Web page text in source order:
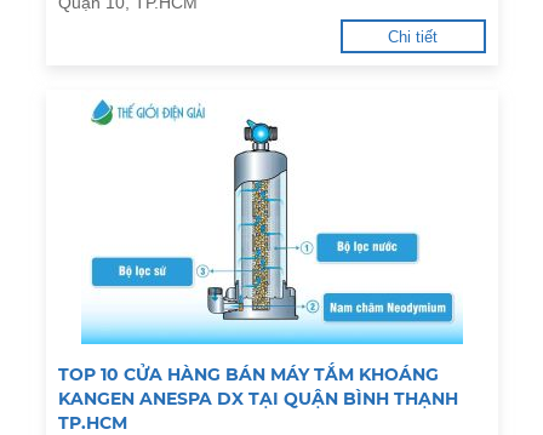
Chi tiết
TOP 10 CỬA HÀNG BÁN MÁY TẮM KHOÁNG
KANGEN ANESPA DX TẠI QUẬN BÌNH THẠNH
TP.HCM